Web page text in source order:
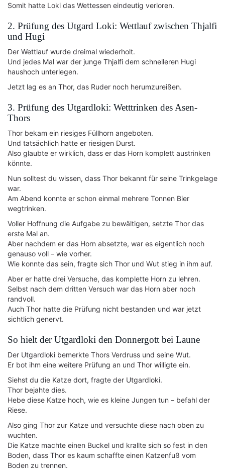
Somit hatte Loki das Wettessen eindeutig verloren.
2. Prüfung des Utgard Loki: Wettlauf zwischen Thjalfi
und Hugi
Der Wettlauf wurde dreimal wiederholt.
Und jedes Mal war der junge Thjalfi dem schnelleren Hugi
haushoch unterlegen.
Jetzt lag es an Thor, das Ruder noch herumzureißen.
3. Prüfung des Utgardloki: Wetttrinken des Asen-
Thors
Thor bekam ein riesiges Füllhorn angeboten.
Und tatsächlich hatte er riesigen Durst.
Also glaubte er wirklich, dass er das Horn komplett austrinken
könnte.
Nun solltest du wissen, dass Thor bekannt für seine Trinkgelage
war.
Am Abend konnte er schon einmal mehrere Tonnen Bier
wegtrinken.
Voller Hoffnung die Aufgabe zu bewältigen, setzte Thor das
erste Mal an.
Aber nachdem er das Horn absetzte, war es eigentlich noch
genauso voll – wie vorher.
Wie konnte das sein, fragte sich Thor und Wut stieg in ihm auf.
Aber er hatte drei Versuche, das komplette Horn zu lehren.
Selbst nach dem dritten Versuch war das Horn aber noch
randvoll.
Auch Thor hatte die Prüfung nicht bestanden und war jetzt
sichtlich genervt.
So hielt der Utgardloki den Donnergott bei Laune
Der Utgardloki bemerkte Thors Verdruss und seine Wut.
Er bot ihm eine weitere Prüfung an und Thor willigte ein.
Siehst du die Katze dort, fragte der Utgardloki.
Thor bejahte dies.
Hebe diese Katze hoch, wie es kleine Jungen tun – befahl der
Riese.
Also ging Thor zur Katze und versuchte diese nach oben zu
wuchten.
Die Katze machte einen Buckel und krallte sich so fest in den
Boden, dass Thor es kaum schaffte einen Katzenfuß vom
Boden zu trennen.